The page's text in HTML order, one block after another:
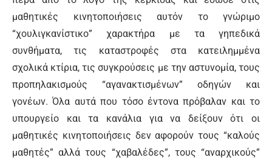
μαθητικές κινητοποιήσεις αυτόν το γνώριμο
“χουλιγκανίστικο” χαρακτήρα με τα γηπεδικά
συνθήματα, τις καταστροφές στα κατειλημμένα
σχολικά κτίρια, τις συγκρούσεις με την αστυνομία, τους
προπηλακισμούς “αγανακτισμένων” οδηγών και
γονέων. Όλα αυτά που τόσο έντονα πρόβαλαν και το
υπουργείο και τα κανάλια για να δείξουν ότι οι
μαθητικές κινητοποιήσεις δεν αφορούν τους “καλούς
μαθητές” αλλά τους “χαβαλέδες”, τους “αναρχικούς”